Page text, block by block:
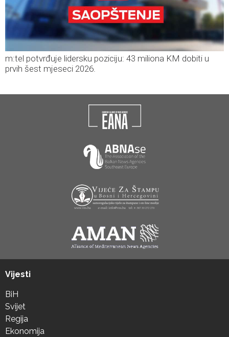
m:tel potvrđuje lidersku poziciju: 43 miliona KM dobiti u
prvih šest mjeseci 2026.
Vijesti
BiH
Svijet
Regija
Ekonomija